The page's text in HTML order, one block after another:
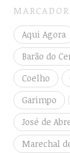
Aqui Agora
Barão do
Coelho
Garimpo
José de
Marechal